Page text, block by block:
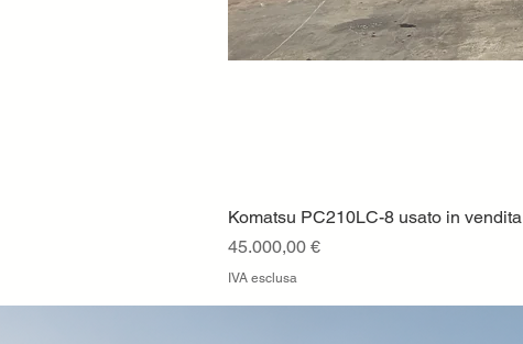
Komatsu PC210LC-8 usato in
Prezzo
45.000,00 €
IVA esclusa